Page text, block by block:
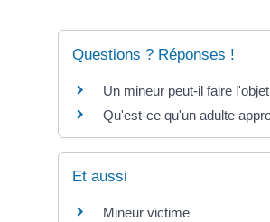
Questions ? Réponses !
Un mineur peut-il faire
Qu'est-ce qu'un adulte
Et aussi
Mineur victime